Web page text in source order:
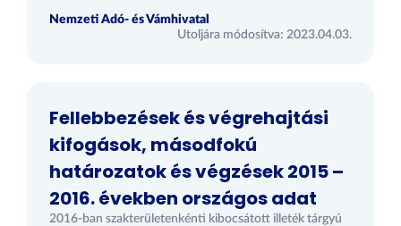
Nemzeti Adó- és Vámhivatal
Utoljára módosítva: 2023.04.03.
Fellebbezések és végrehajtási
kifogások, másodfokú
határozatok és végzések 2015 –
2016. években országos adat
2016-ban szakterületenkénti kibocsátott illeték tárgyú